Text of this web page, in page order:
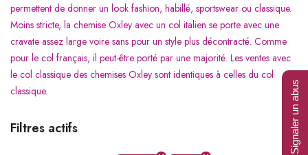
permettent de donner un look fashion, habillé, sportswear ou classique.
Moins stricte, la chemise Oxley avec un col italien se porte avec une
cravate assez large voire sans pour un style plus décontracté. Comme
pour le col français, il peut-être porté par une majorité. Les ventes avec
le col classique des chemises Oxley sont identiques à celles du col
classique.
Filtres actifs Signaler un abus